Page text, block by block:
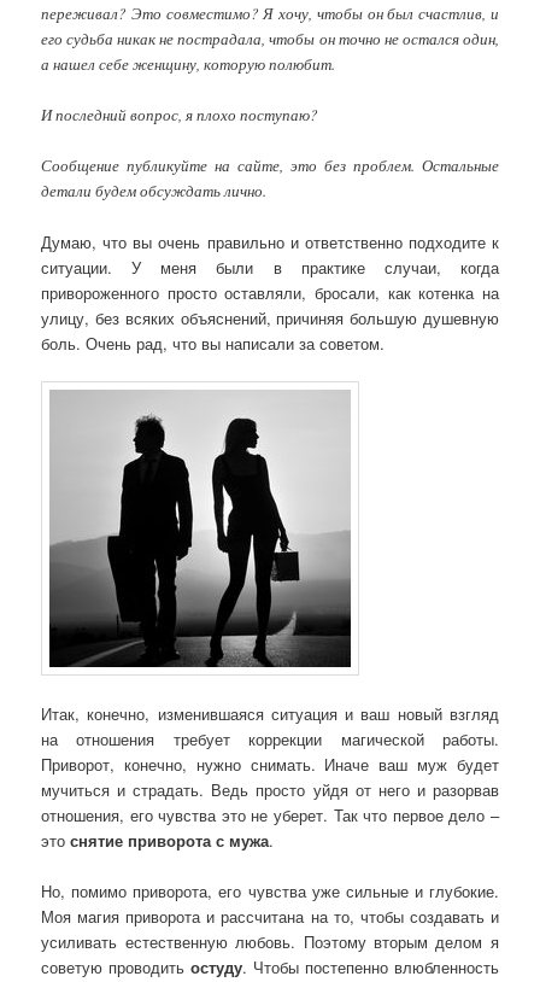
переживал? Это совместимо? Я хочу, чтобы он был счастлив, и
его судьба никак не пострадала, чтобы он точно не остался один,
а нашел себе женщину, которую полюбит.
И последний вопрос, я плохо поступаю?
Сообщение публикуйте на сайте, это без проблем. Остальные
детали будем обсуждать лично.
Думаю, что вы очень правильно и ответственно подходите к
ситуации. У меня были в практике случаи, когда
привороженного просто оставляли, бросали, как котенка на
улицу, без всяких объяснений, причиняя большую душевную
боль. Очень рад, что вы написали за советом.
Итак, конечно, изменившаяся ситуация и ваш новый взгляд
на отношения требует коррекции магической работы.
Приворот, конечно, нужно снимать. Иначе ваш муж будет
мучиться и страдать. Ведь просто уйдя от него и разорвав
отношения, его чувства это не уберет. Так что первое дело –
этоснятие приворота с мужа.
Но, помимо приворота, его чувства уже сильные и глубокие.
Моя магия приворота и рассчитана на то, чтобы создавать и
усиливать естественную любовь. Поэтому вторым делом я
советую проводитьостуду. Чтобы постепенно влюбленность